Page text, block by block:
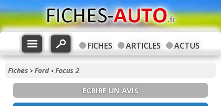
FICHES ARTICLES ACTUS
Fiches >Ford>Focus 2
ECRIRE UN AVIS